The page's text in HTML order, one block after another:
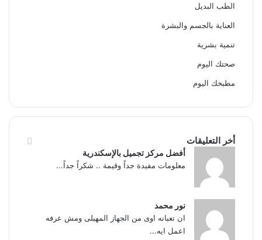
الطب البديل
العناية بالجسم والبشرة
تنمية بشرية
صحتك اليوم
مطبخك اليوم
أخر التعليقات
أفضل مركز تجميل بالإسكندرية
معلومات مفيدة جداً وقيمة .. شكراً جداً...
نور محمد
ان تعبانه اوى من الجهاز المهبلى ومش عرفه
اعمل ايه...